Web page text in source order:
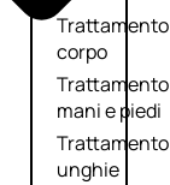
Trattamento
corpo
Trattamento
mani e piedi
Trattamento
unghie